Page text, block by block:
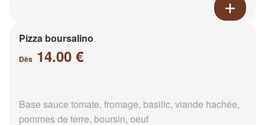
Pizza boursalino
Dès 14.00 €
Base sauce tomate, fromage, basilic, viande hachée,
pommes de terre, boursin, oeuf